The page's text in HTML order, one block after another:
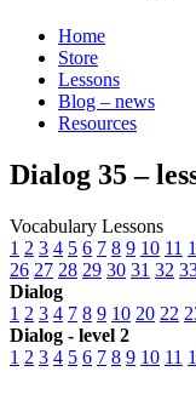
Home
Store
Lessons
Blog – news
Resources
Dialog 35 –
Vocabulary Lessons
1 2 3 4 5 6 7 8 9 10 11
26 27 28 29 30 31 32
Dialog
1 2 3 4 7 8 9 10 20 22
Dialog - level 2
1 2 3 4 5 6 7 8 9 10 11